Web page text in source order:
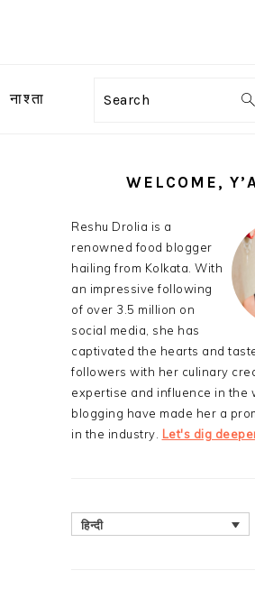
नाश्ता Search
SIDEBARWELCOME,
Reshu Drolia is a
renowned food blogger
hailing from Kolkata. With
an impressive following
of over 3.5 million on
social media, she has
captivated the hearts and
followers with her culinary
expertise and influence in the
blogging have made her a
in the industry. Let's dig
हिन्दी